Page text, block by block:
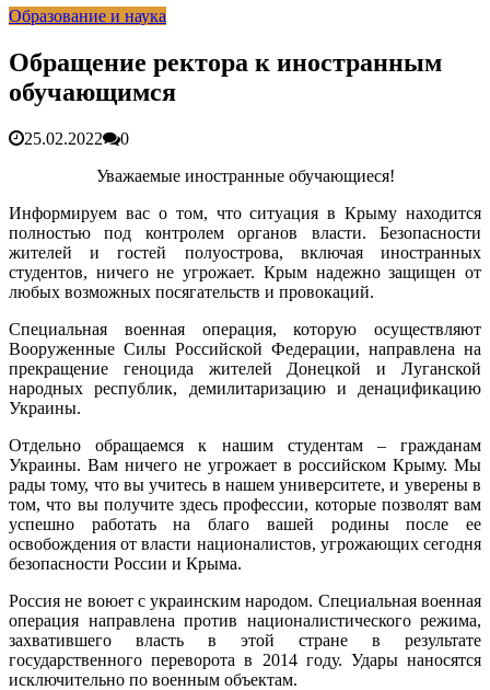
гарантия, выезд в день обращени...
средства на программу социальн...01.04.2026
Более 25 тысяч «квадратов» преобразятся в ближайшее
время...26.02.2026
от Потёмкинской до Гагарина...
Образование и наука
Обращение ректора к иностранным
обучающимся
25.02.2022
0
Уважаемые иностранные обучающиеся!
Информируем вас о том, что ситуация в Крыму находится
полностью под контролем органов власти. Безопасности
жителей и гостей полуострова, включая иностранных
студентов, ничего не угрожает. Крым надежно защищен от
любых возможных посягательств и провокаций.
Специальная военная операция, которую осуществляют
Вооруженные Силы Российской Федерации, направлена на
прекращение геноцида жителей Донецкой и Луганской
народных республик, демилитаризацию и денацификацию
Украины.
Отдельно обращаемся к нашим студентам – гражданам
Украины. Вам ничего не угрожает в российском Крыму. Мы
рады тому, что вы учитесь в нашем университете, и уверены в
том, что вы получите здесь профессии, которые позволят вам
успешно работать на благо вашей родины после ее
освобождения от власти националистов, угрожающих сегодня
безопасности России и Крыма.
Россия не воюет с украинским народом. Специальная военная
операция направлена против националистического режима,
захватившего власть в этой стране в результате
государственного переворота в 2014 году. Удары наносятся
исключительно по военным объектам.